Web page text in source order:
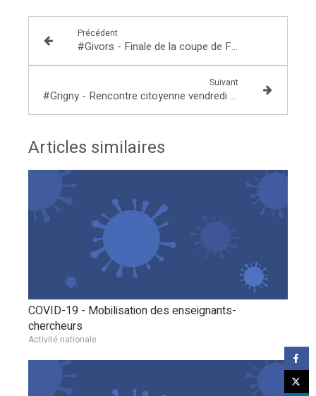
Précédent
#Givors - Finale de la coupe de France de Joutes
Suivant
#Grigny - Rencontre citoyenne vendredi 15 octobre 2021
Articles similaires
COVID-19 - Mobilisation des enseignants-
chercheurs
Activité nationale